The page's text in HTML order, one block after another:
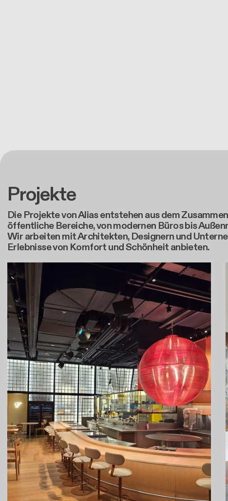
Projekte
Die Projekte von Alias entstehen aus dem
öffentliche Bereiche, von modernen Büros bis
Wir arbeiten mit Architekten, Designern und
Erlebnisse von Komfort und Schönheit anbieten.